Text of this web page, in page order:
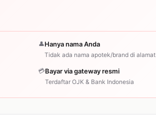
👤Hanya nama Anda
Tidak ada nama apotek/brand di alamat
💳Bayar via gateway resmi
Terdaftar OJK & Bank Indonesia